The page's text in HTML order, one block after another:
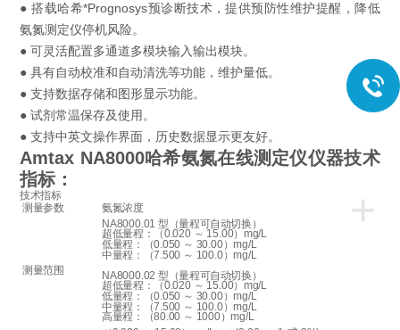
● 搭载哈希*Prognosys预诊断技术，提供预防性维护提醒，降低
氨氮测定仪停机风险。
● 可灵活配置多通道多模块输入输出模块。
● 具有自动校准和自动清洗等功能，维护量低。
● 支持数据存储和图形显示功能。
● 试剂常温保存及使用。
● 支持中英文操作界面，历史数据显示更友好。
Amtax NA8000哈希氨氮在线测定仪仪器技术
指标：
+
技术指标
测量参数
氨氮浓度
测量范围
NA8000.01 型（量程可自动切换）
超低量程：（0.020 ～ 15.00）mg/L
低量程：（0.050 ～ 30.00）mg/L
中量程：（7.500 ～ 100.0）mg/L
NA8000.02 型（量程可自动切换）
超低量程：（0.020 ～ 15.00）mg/L
低量程：（0.050 ～ 30.00）mg/L
中量程：（7.500 ～ 100.0）mg/L
高量程：（80.00 ～ 1000）mg/L